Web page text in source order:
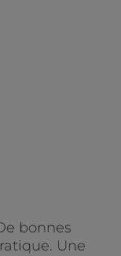
bonnes
Une